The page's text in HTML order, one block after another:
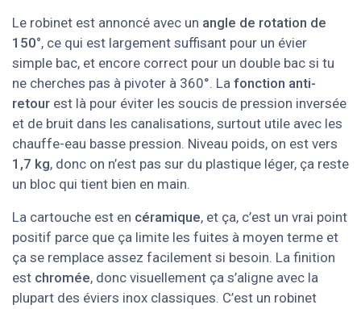
Le robinet est annoncé avec un angle de rotation de
150°, ce qui est largement suffisant pour un évier
simple bac, et encore correct pour un double bac si tu
ne cherches pas à pivoter à 360°. La fonction anti-
retour est là pour éviter les soucis de pression inversée
et de bruit dans les canalisations, surtout utile avec les
chauffe-eau basse pression. Niveau poids, on est vers
1,7 kg, donc on n’est pas sur du plastique léger, ça reste
un bloc qui tient bien en main.
La cartouche est en céramique, et ça, c’est un vrai point
positif parce que ça limite les fuites à moyen terme et
ça se remplace assez facilement si besoin. La finition
est chromée, donc visuellement ça s’aligne avec la
plupart des éviers inox classiques. C’est un robinet